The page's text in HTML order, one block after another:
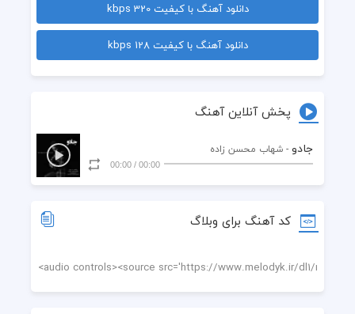
قصه ی عشق توئه دلیل حال خوب قلبم
وقتی تو نباشی، از همه زمونه خستم
وجودت آرامشه برای این قلب شکستم
تویی آرامشم، هر جا باشی سمت تو پر میکشم
آرامشم، اون چشمای نازتو بیتابشم
دانلود آهنگ با کیفیت 320 kbps
دانلود آهنگ با کیفیت 128 kbps
پخش آنلاین آهنگ
جادو - شهاب محسن زاده
00:00
/
00:00
کد آهنگ برای وبلاگ